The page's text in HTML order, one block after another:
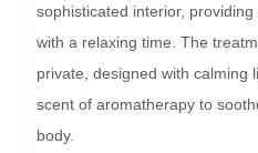
sophisticated interior,
with a relaxing time. The
private, designed with calming
scent of aromatherapy to
body.